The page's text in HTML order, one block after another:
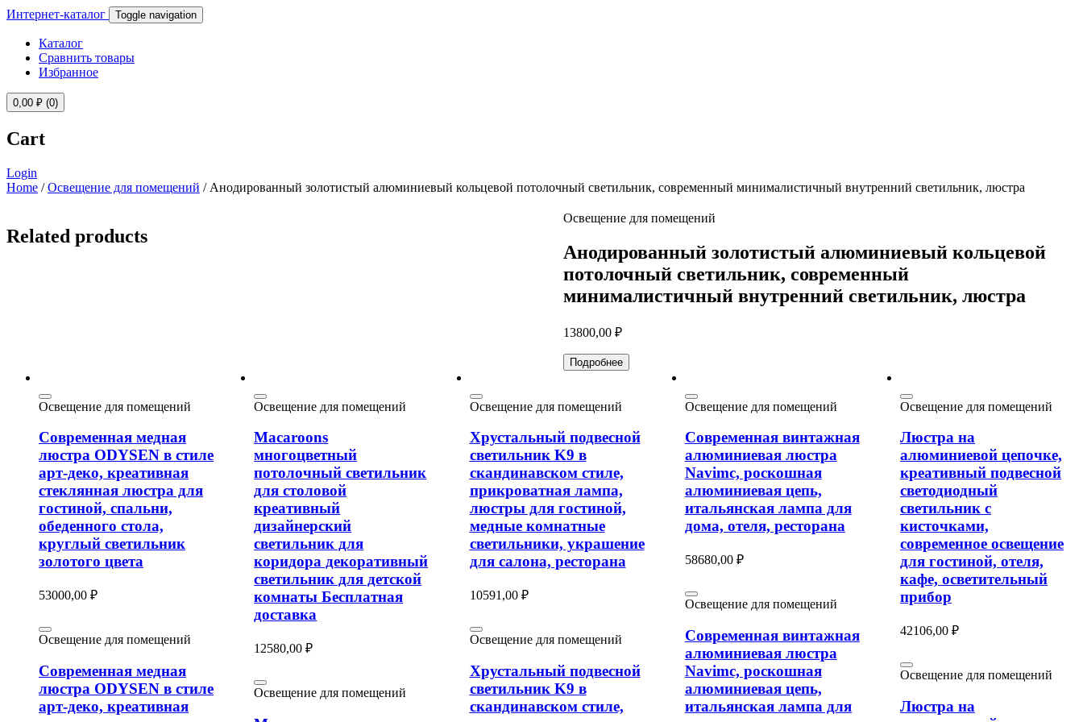
Интернет-каталог Toggle navigation
Каталог
Сравнить товары
Избранное
0,00 ₽ (0)
Cart
Login
Home /Освещение для помещений / Анодированный золотистый алюминиевый кольцевой потолочный светильник, современный минималистичный внутренний светильник, люстра
Освещение для помещений
Анодированный золотистый алюминиевый кольцевой
потолочный светильник, современный
минималистичный внутренний светильник, люстра
13800,00 ₽
Подробнее
Related products
Освещение для помещений
Современная медная
люстра ODYSEN в стиле
арт-деко, креативная
стеклянная люстра для
гостиной, спальни,
обеденного стола,
круглый светильник
золотого цвета
53000,00 ₽
Освещение для помещений
Современная медная
люстра ODYSEN в стиле
арт-деко, креативная
Освещение для помещений
Macaroons
многоцветный
потолочный светильник
для столовой
креативный
дизайнерский
светильник для
коридора декоративный
светильник для детской
комнаты Бесплатная
доставка
12580,00₽
Освещение для помещений
Освещение для помещений
Хрустальный подвесной
светильник K9 в
скандинавском стиле,
прикроватная лампа,
люстры для гостиной,
медные комнатные
светильники, украшение
для салона, ресторана
10591,00 ₽
Освещение для помещений
Хрустальный подвесной
светильник K9 в
скандинавском стиле,
Освещение для помещений
Современная винтажная
алюминиевая люстра
Navimc, роскошная
алюминиевая цепь,
итальянская лампа для
дома, отеля, ресторана
58680,00 ₽
Освещение для помещений
Современная винтажная
алюминиевая люстра
Navimc, роскошная
алюминиевая цепь,
итальянская лампа для
Освещение для помещений
Люстра на
алюминиевой цепочке,
креативный подвесной
светодиодный
светильник с
кисточками,
современное освещение
для гостиной, отеля,
кафе, осветительный
прибор
42106,00 ₽
Освещение для помещений
Люстра на